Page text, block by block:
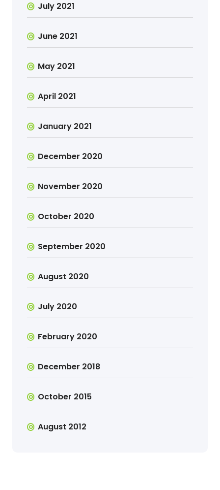
July 2021
June 2021
May 2021
April 2021
January 2021
December 2020
November 2020
October 2020
September 2020
August 2020
July 2020
February 2020
December 2018
October 2015
August 2012